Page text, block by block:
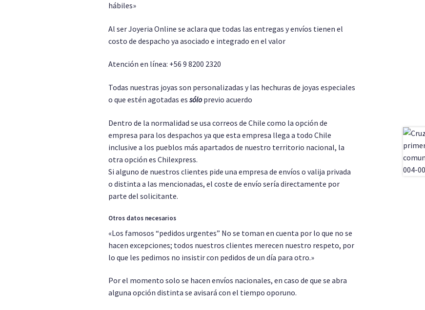
hábiles»
Al ser Joyeria Online se aclara que todas las entregas y envíos tienen el
costo de despacho ya asociado e integrado en el valor
Atención en línea: +56 9 8200 2320
Todas nuestras joyas son personalizadas y las hechuras de joyas especiales
o que estén agotadas essóloprevio acuerdo
Dentro de la normalidad se usa correos de Chile como la opción de
empresa para los despachos ya que esta empresa llega a todo Chile
inclusive a los pueblos más apartados de nuestro territorio nacional, la
otra opción es Chilexpress.
Si alguno de nuestros clientes pide una empresa de envíos o valija privada
o distinta a las mencionadas, el coste de envío sería directamente por
parte del solicitante.
Otros datos necesarios
«Los famosos “pedidos urgentes” No se toman en cuenta por lo que no se
hacen excepciones; todos nuestros clientes merecen nuestro respeto, por
lo que les pedimos no insistir con pedidos de un día para otro.»
Por el momento solo se hacen envíos nacionales, en caso de que se abra
alguna opción distinta se avisará con el tiempo oporuno.